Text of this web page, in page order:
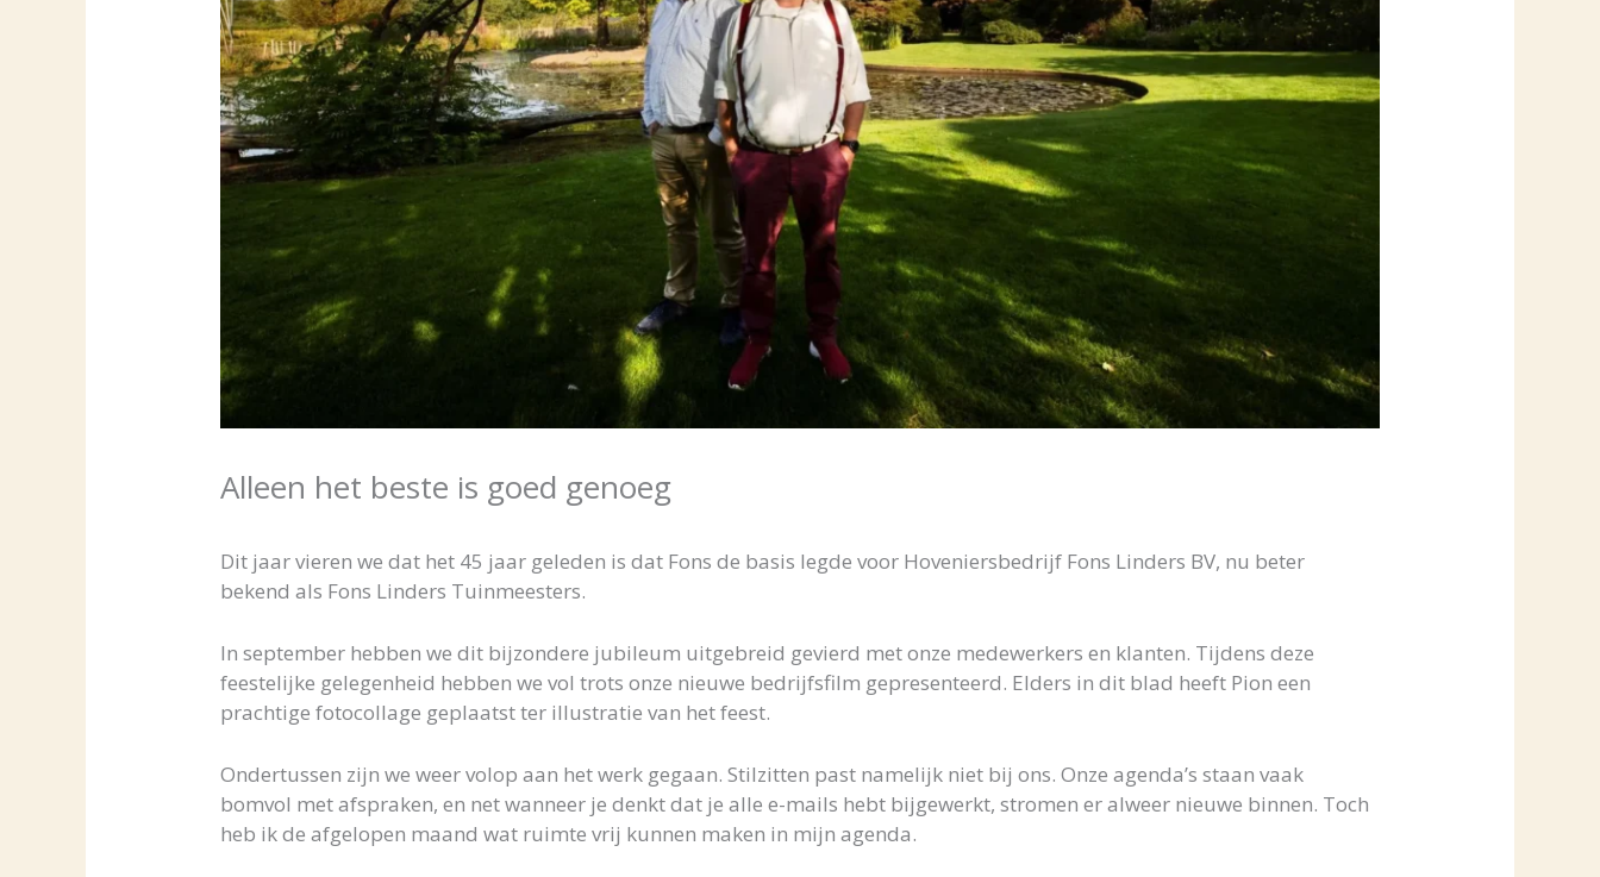
Alleen het beste is goed genoeg
Dit jaar vieren we dat het 45 jaar geleden is dat Fons de basis legde voor Hoveniersbedrijf Fons Linders BV, nu beter
bekend als Fons Linders Tuinmeesters.
In september hebben we dit bijzondere jubileum uitgebreid gevierd met onze medewerkers en klanten. Tijdens deze
feestelijke gelegenheid hebben we vol trots onze nieuwe bedrijfsfilm gepresenteerd. Elders in dit blad heeft Pion een
prachtige fotocollage geplaatst ter illustratie van het feest.
Ondertussen zijn we weer volop aan het werk gegaan. Stilzitten past namelijk niet bij ons. Onze agenda’s staan vaak
bomvol met afspraken, en net wanneer je denkt dat je alle e-mails hebt bijgewerkt, stromen er alweer nieuwe binnen. Toch
heb ik de afgelopen maand wat ruimte vrij kunnen maken in mijn agenda.